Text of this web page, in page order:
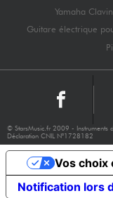
Yamaha
Guitare électrique
© StarsMusic.fr 2009 - Instruments
Déclaration CNIL N°1728182
Notification lors
Vos choix